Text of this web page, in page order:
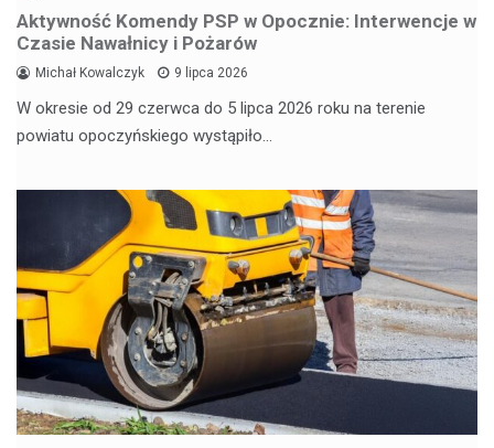
Aktywność Komendy PSP w Opocznie: Interwencje w
Czasie Nawałnicy i Pożarów
Michał Kowalczyk 9 lipca 2026
W okresie od 29 czerwca do 5 lipca 2026 roku na terenie
powiatu opoczyńskiego wystąpiło…